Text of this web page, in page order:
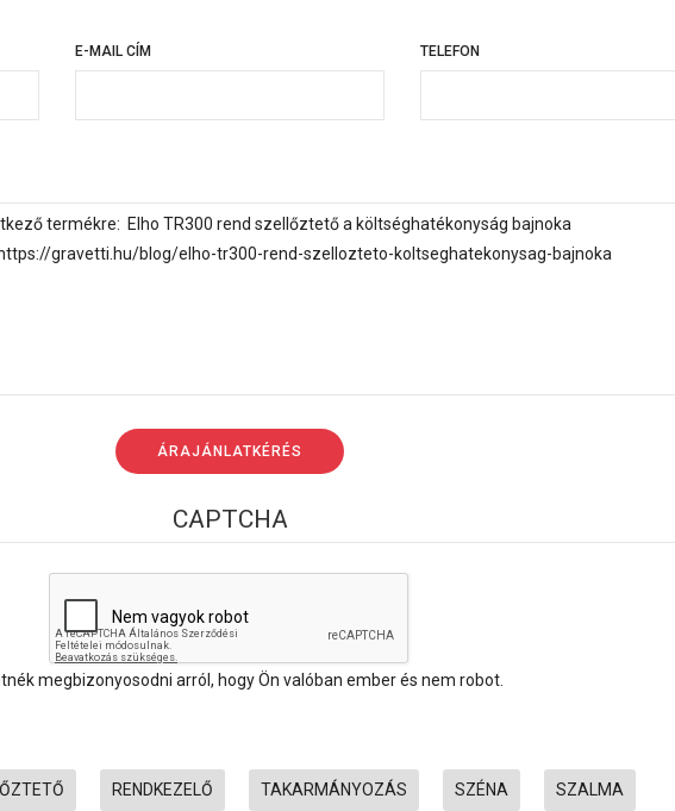
E-MAIL CÍM
TELEFON
CAPTCHA
megbizonyosodni arról, hogy Ön valóban ember és nem robot.
RENDKEZELŐ TAKARMÁNYOZÁS SZÉNA SZALMA